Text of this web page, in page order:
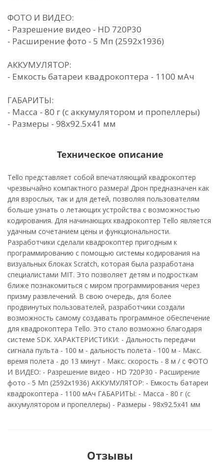
ФОТО И ВИДЕО:
- Разрешение видео - HD 720P30
- Расширение фото - 5 Мп (2592x1936)
АККУМУЛЯТОР:
- Емкость батареи квадрокоптера - 1100 мАч
ГАБАРИТЫ:
- Масса - 80 г (с аккумулятором и пропеллеры)
- Размеры - 98х92.5х41 мм
Техническое описание
Tello представляет собой впечатляющий квадрокоптер
чрезвычайно компактного размера! Дрон предназначен как
для взрослых, так и для детей, позволяя пользователям
больше узнать о летающих устройства с возможностью
кодирования. Для начинающих квадрокоптер Tello является
удачным сочетанием цены и функциональности.
Разработчики сделали квадрокоптер пригодным к
программированию с помощью системы кодирования на
визуальных блоках Scratch, которая была разработана
специалистами MIT. Это позволяет детям и подросткам
ближе познакомиться с миром программирования через
призму развлечений. В свою очередь, для более
продвинутых пользователей, разработчики создали
возможность самому создавать программное обеспечение
для квадрокоптера Tello. Это стало возможно благодаря
системе SDK. ХАРАКТЕРИСТИКИ: - Дальность передачи
сигнала пульта - 100 м - дальность полета - 100 м - Макс.
время полета - до 13 минут - Макс. скорость - 8 м / с ФОТО
И ВИДЕО: - Разрешение видео - HD 720P30 - Расширение
фото - 5 Мп (2592x1936) АККУМУЛЯТОР: - Емкость батареи
квадрокоптера - 1100 мАч ГАБАРИТЫ: - Масса - 80 г (с
аккумулятором и пропеллеры) - Размеры - 98х92.5х41 мм
Отзывы